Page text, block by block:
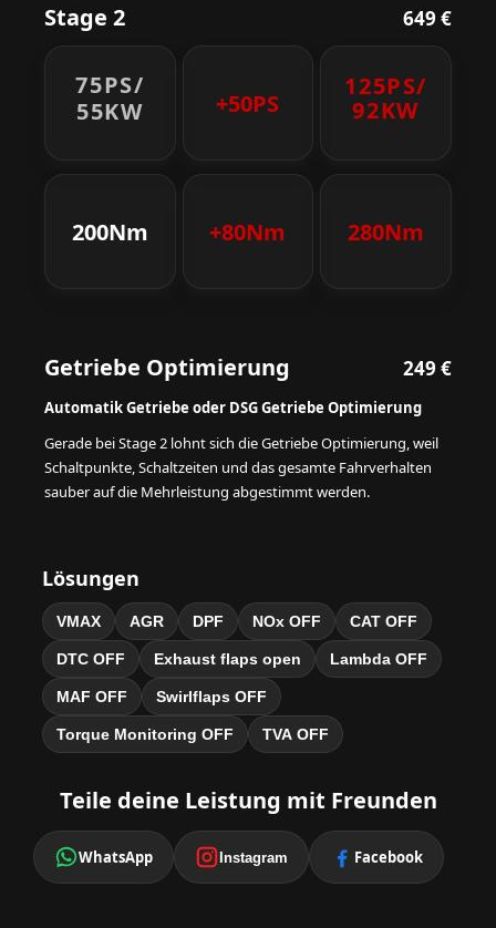
Stage 2 649 €
75PS/
55KW
+50PS
125PS/
92KW
200Nm +80Nm 280Nm
Getriebe Optimierung 249 €
Automatik Getriebe oder DSG Getriebe Optimierung
Gerade bei Stage 2 lohnt sich die Getriebe Optimierung, weil
Schaltpunkte, Schaltzeiten und das gesamte Fahrverhalten
sauber auf die Mehrleistung abgestimmt werden.
Lösungen
VMAX AGR DPF NOx OFF CAT OFF
DTC OFF Exhaust flaps open Lambda OFF
MAF OFF Swirlflaps OFF
Torque Monitoring OFF TVA OFF
Teile deine Leistung mit Freunden
WhatsApp Instagram Facebook